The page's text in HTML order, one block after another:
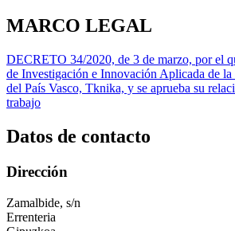
MARCO LEGAL
DECRETO 34/2020, de 3 de marzo, por el
de Investigación e Innovación Aplicada de
del País Vasco, Tknika, y se aprueba su
trabajo
Datos de contacto
Dirección
Zamalbide, s/n
Errenteria